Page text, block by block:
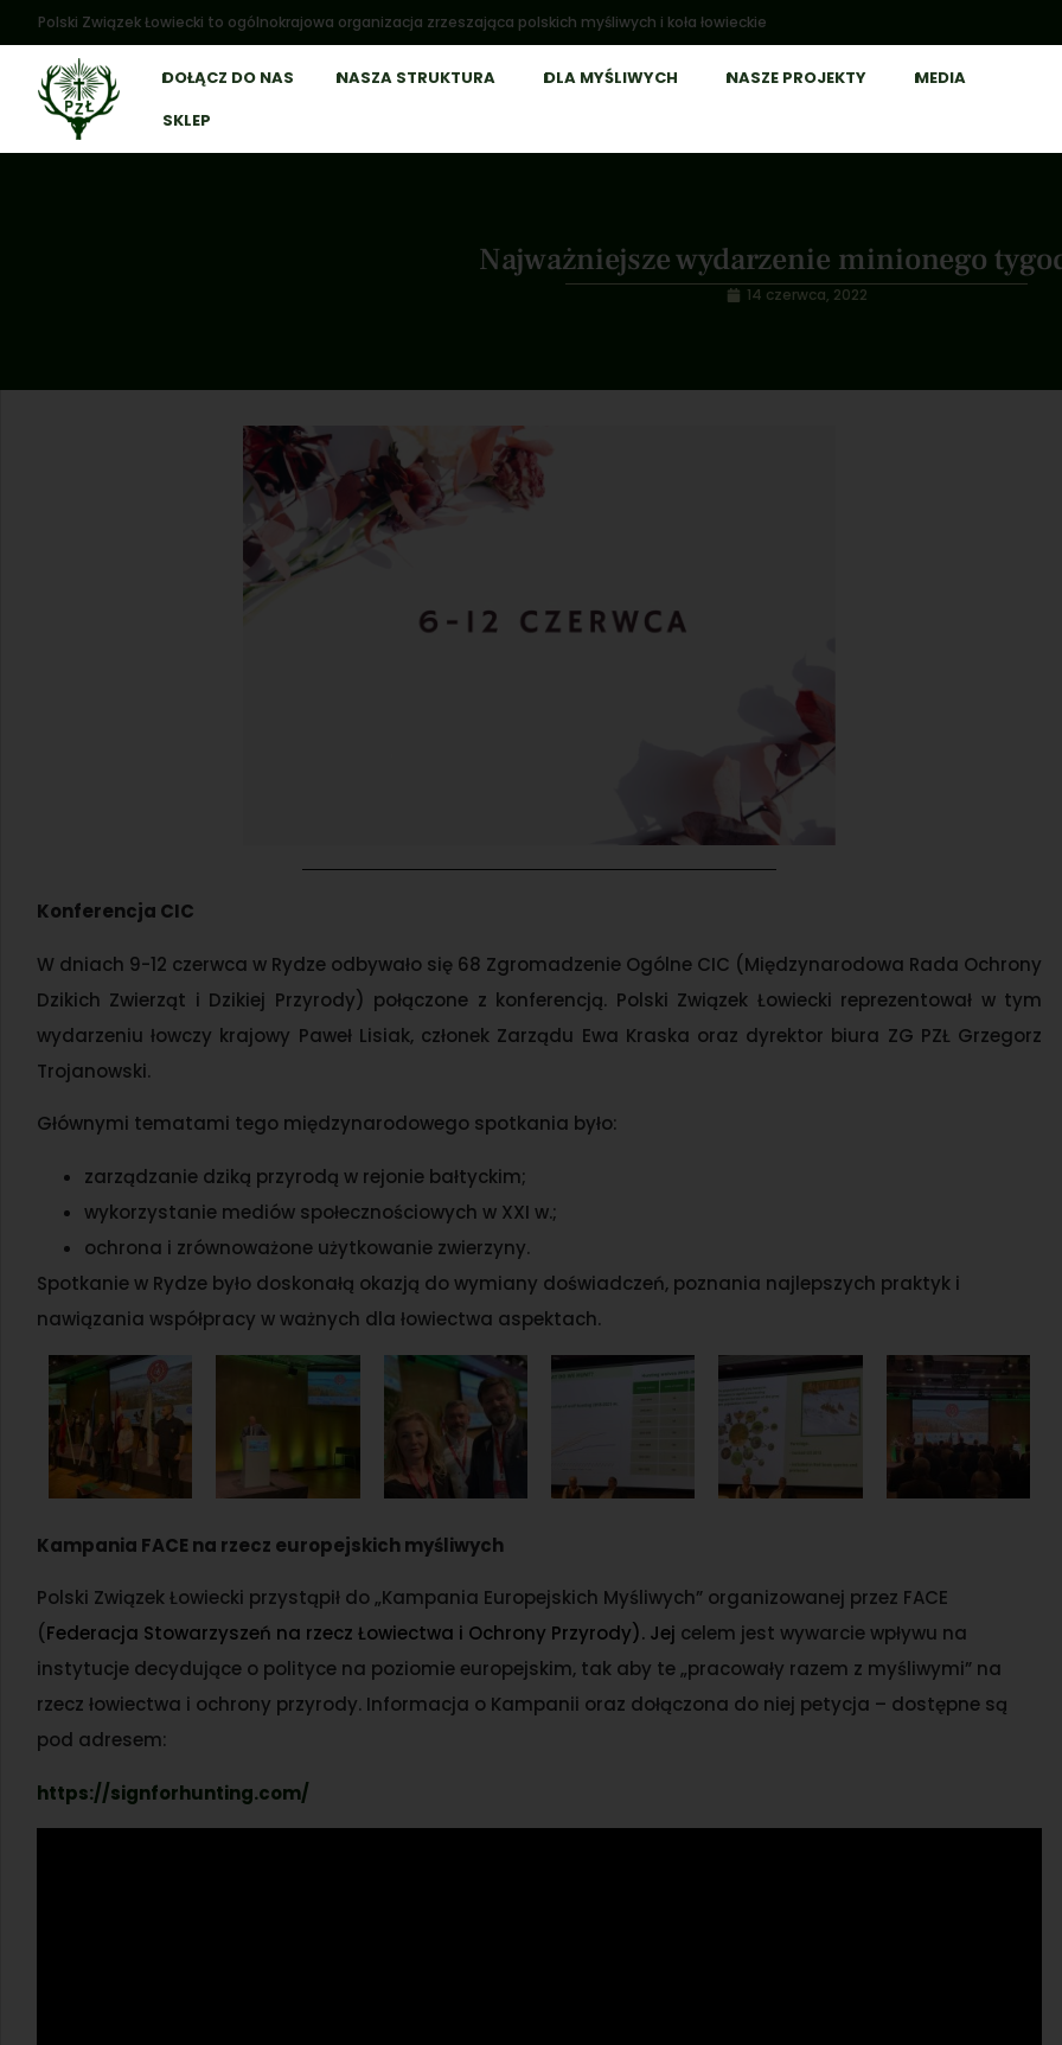
Polski Związek Łowiecki to ogólnokrajowa organizacja zrzeszająca polskich myśliwych i koła łowieckie
DOŁĄCZ DO NAS NASZA STRUKTURA DLA MYŚLIWYCH NASZE PROJEKTY
MEDIA
SKLEP
Najważniejsze wydarzenie minionego
14 czerwca, 2022
Konferencja CIC
W dniach 9-12 czerwca w Rydze odbywało się 68 Zgromadzenie Ogólne CIC (Międzynarodowa Rada Ochrony
Dzikich Zwierząt i Dzikiej Przyrody) połączone z konferencją. Polski Związek Łowiecki reprezentował w tym
wydarzeniu łowczy krajowy Paweł Lisiak, członek Zarządu Ewa Kraska oraz dyrektor biura ZG PZŁ Grzegorz
Trojanowski.
Głównymi tematami tego międzynarodowego spotkania było:
zarządzanie dziką przyrodą w rejonie bałtyckim;
wykorzystanie mediów społecznościowych w XXI w.;
ochrona i zrównoważone użytkowanie zwierzyny.
Spotkanie w Rydze było doskonałą okazją do wymiany doświadczeń, poznania najlepszych praktyk i
nawiązania współpracy w ważnych dla łowiectwa aspektach.
Kampania FACE na rzecz europejskich myśliwych
Polski Związek Łowiecki przystąpił do „Kampania Europejskich Myśliwych” organizowanej przez FACE
(Federacja Stowarzyszeń na rzecz Łowiectwa i Ochrony Przyrody). Jej celem jest wywarcie wpływu na
instytucje decydujące o polityce na poziomie europejskim, tak aby te „pracowały razem z myśliwymi” na
rzecz łowiectwa i ochrony przyrody. Informacja o Kampanii oraz dołączona do niej petycja – dostępne są
pod adresem:
https://signforhunting.com/